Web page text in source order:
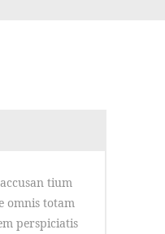
tium
omnis totam
perspiciatis